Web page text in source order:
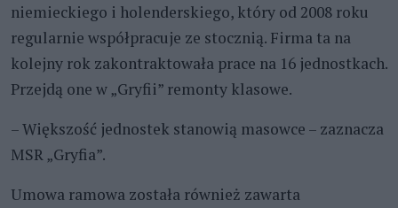
niemieckiego i holenderskiego, który od 2008 roku
regularnie współpracuje ze stocznią. Firma ta na
kolejny rok zakontraktowała prace na 16 jednostkach.
Przejdą one w „Gryfii” remonty klasowe.
– Większość jednostek stanowią masowce – zaznacza
MSR „Gryfia”.
Umowa ramowa została również zawarta